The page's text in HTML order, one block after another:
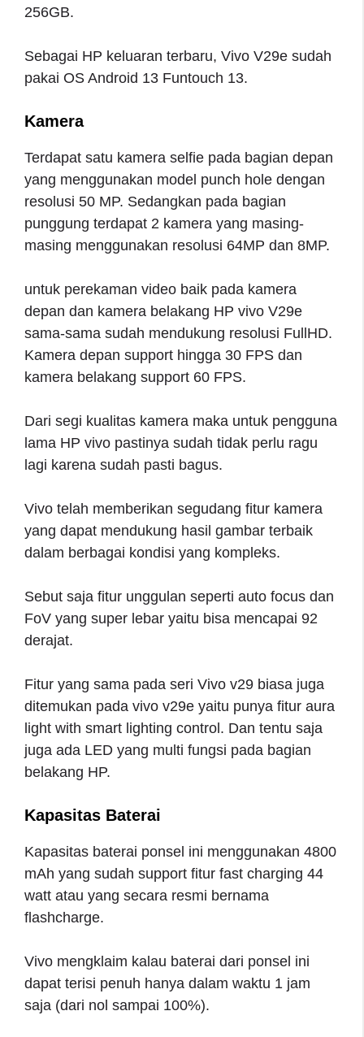
256GB.
Sebagai HP keluaran terbaru, Vivo V29e sudah
pakai OS Android 13 Funtouch 13.
Kamera
Terdapat satu kamera selfie pada bagian depan
yang menggunakan model punch hole dengan
resolusi 50 MP. Sedangkan pada bagian
punggung terdapat 2 kamera yang masing-
masing menggunakan resolusi 64MP dan 8MP.
untuk perekaman video baik pada kamera
depan dan kamera belakang HP vivo V29e
sama-sama sudah mendukung resolusi FullHD.
Kamera depan support hingga 30 FPS dan
kamera belakang support 60 FPS.
Dari segi kualitas kamera maka untuk pengguna
lama HP vivo pastinya sudah tidak perlu ragu
lagi karena sudah pasti bagus.
Vivo telah memberikan segudang fitur kamera
yang dapat mendukung hasil gambar terbaik
dalam berbagai kondisi yang kompleks.
Sebut saja fitur unggulan seperti auto focus dan
FoV yang super lebar yaitu bisa mencapai 92
derajat.
Fitur yang sama pada seri Vivo v29 biasa juga
ditemukan pada vivo v29e yaitu punya fitur aura
light with smart lighting control. Dan tentu saja
juga ada LED yang multi fungsi pada bagian
belakang HP.
Kapasitas Baterai
Kapasitas baterai ponsel ini menggunakan 4800
mAh yang sudah support fitur fast charging 44
watt atau yang secara resmi bernama
flashcharge.
Vivo mengklaim kalau baterai dari ponsel ini
dapat terisi penuh hanya dalam waktu 1 jam
saja (dari nol sampai 100%).